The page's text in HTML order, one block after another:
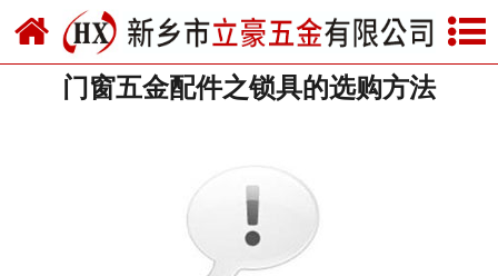
网站首页
关于我们
门窗五金配件之锁具的选购方法